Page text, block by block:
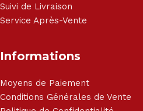
Suivi de Livraison
Service Après-Vente
Informations
Moyens de Paiement
Conditions Générales de Vente